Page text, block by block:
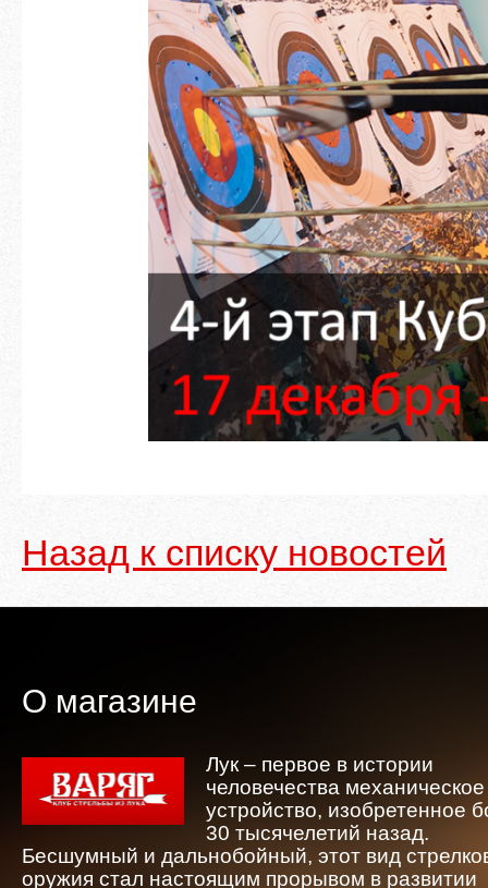
Назад к списку новостей
О магазине
Лук – первое в истории
человечества механическое
устройство, изобретенное
30 тысячелетий назад.
Бесшумный и дальнобойный, этот вид
оружия стал настоящим прорывом в развитии